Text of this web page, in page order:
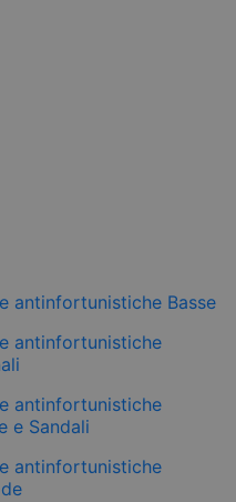
antinfortunistiche Basse
antinfortunistiche
antinfortunistiche
e Sandali
antinfortunistiche